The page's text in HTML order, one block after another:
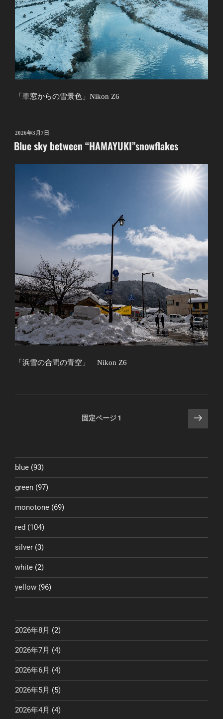
「車窓からの雪景色」Nikon Z6
投
稿
日:
2026年3月7日
Blue sky between “HAMAYUKI”snowflakes
「浜雪の合間の青空」 Nikon Z6
ペ
ー
ジ
送
り
固定ページ1
次
の
blue (93)
green (97)
monotone (69)
red (104)
silver (3)
white (2)
yellow (96)
2026年8月 (2)
2026年7月 (4)
2026年6月 (4)
2026年5月 (5)
2026年4月 (4)